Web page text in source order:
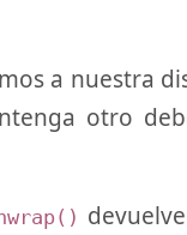
a nuestra
otro
devuelve